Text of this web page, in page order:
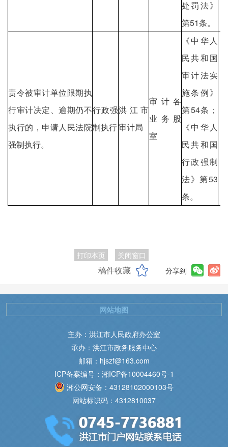
处罚法》
第51条。
责令被审计单位限期执
行审计决定、逾期仍不
执行的，申请人民法院
强制执行。
行政强
制执行
洪江市
审计局
审计各
业务股
室
《中华人
民共和国
审计法实
施条例》
第54条；
《中华人
民共和国
行政强制
法》第53
条。
打印本页 关闭窗口
稿件收藏 分享到
主办：洪江市人民政府办公室
承办：洪江市政务服务中心
邮箱：hjszf@163.com
ICP备案编号：湘ICP备10004460号-1
湘公网安备：43128102000103号
网站标识码：4312810037
网站地图